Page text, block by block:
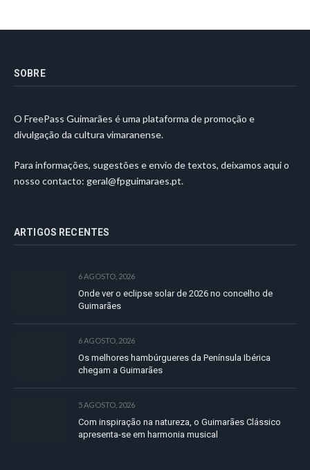
SOBRE
O FreePass Guimarães é uma plataforma de promoção e
divulgação da cultura vimaranense.
Para informações, sugestões e envio de textos, deixamos aqui o
nosso contacto: geral@fpguimaraes.pt.
ARTIGOS RECENTES
6 AGOSTO, 2026
Onde ver o eclipse solar de 2026 no concelho de
Guimarães
6 AGOSTO, 2026
Os melhores hambúrgueres da Península Ibérica
chegam a Guimarães
5 AGOSTO, 2026
Com inspiração na natureza, o Guimarães Clássico
apresenta-se em harmonia musical